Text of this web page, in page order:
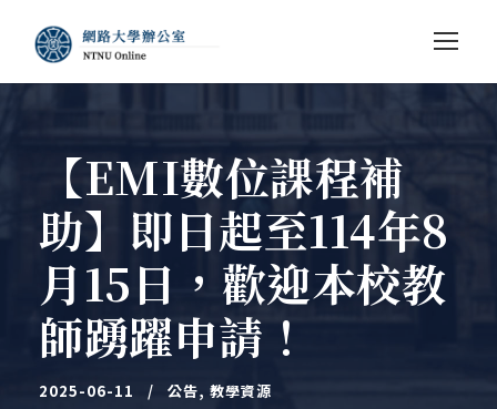
【EMI數位課程補
助】即日起至114年8
月15日，歡迎本校教
師踴躍申請！
2025-06-11 公告, 教學資源